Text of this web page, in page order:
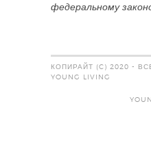
федеральному
КОПИРАЙТ (C) 2020 -
YOUNG LIVING